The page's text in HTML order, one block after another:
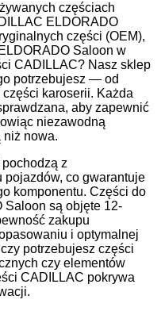
częściach
ELDORADO
części (OEM),
Saloon w
CADILLAC? Nasz sklep
potrzebujesz — od
karoserii. Każda
aby zapewnić
niezawodną
niż nowa.
z
pojazdów, co gwarantuje
komponentu. Części do
Saloon są objęte 12-
zakupu
i optymalnej
potrzebujesz części
czy elementów
CADILLAC pokrywa